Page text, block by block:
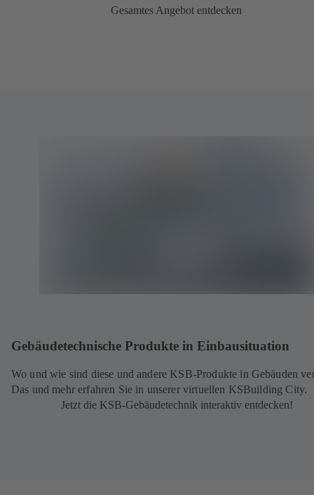
Gesamtes Angebot entdecken
Gebäudetechnische Produkte in Einbausituation
Wo und wie sind diese und andere KSB-Produkte in Gebäuden
Das und mehr erfahren Sie in unserer virtuellen KSBuilding City.
Jetzt die KSB-Gebäudetechnik interaktiv entdecken!